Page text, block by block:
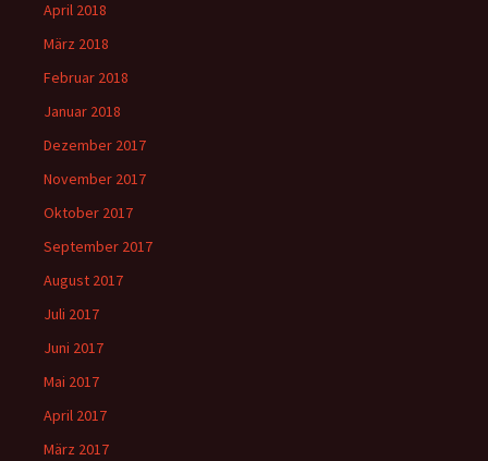
April 2018
März 2018
Februar 2018
Januar 2018
Dezember 2017
November 2017
Oktober 2017
September 2017
August 2017
Juli 2017
Juni 2017
Mai 2017
April 2017
März 2017